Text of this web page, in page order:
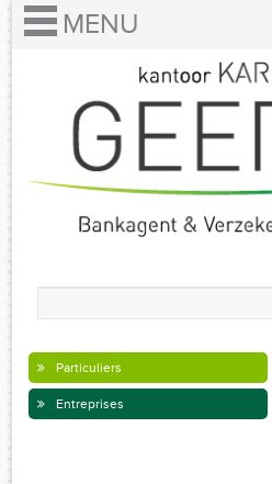
Particuliers
Entreprises